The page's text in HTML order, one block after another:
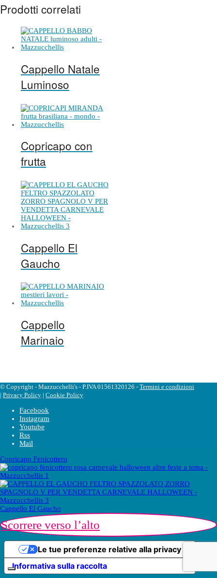
Prodotti correlati
Cappello Natale
Luminoso
Copricapo con
frutta
Cappello El
Gaucho
Cappello
Marinaio
© Copyright - Mazzucchelli's - P.IVA 01561320126 - Termini e condizioni
| Privacy Policy | Cookie Policy
Facebook
Instagram
Youtube
Rss
Mail
Copricapo Fenicottero
Cappello El Gaucho
Scorrere verso l’alto
Informativa sulla raccolta
Le tue preferenze relative alla privacy